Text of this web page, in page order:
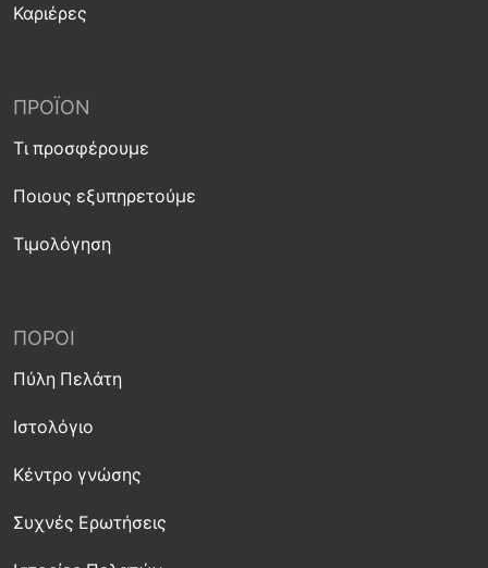
Καριέρες
ΠΡΟΪΌΝ
Τι προσφέρουμε
Ποιους εξυπηρετούμε
Τιμολόγηση
ΠΌΡΟΙ
Πύλη Πελάτη
Ιστολόγιο
Κέντρο γνώσης
Συχνές Ερωτήσεις